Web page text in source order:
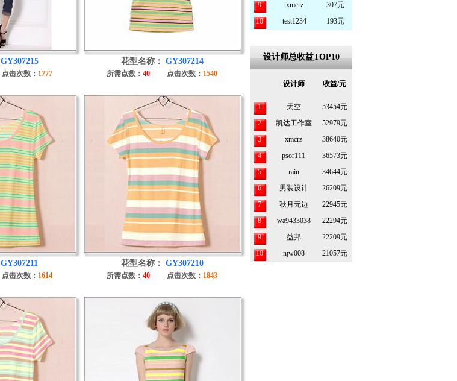
GY307215
点击次数： 1777
花型名称： GY307214
所需点数： 40 点击次数： 1540
GY307211
点击次数： 1614
花型名称： GY307210
所需点数： 40 点击次数： 1843
9
xmcrz
307元
10
test1234 193元
设计师总收益TOP10
设计师 收益/元
1 天空
53454元
2
凯达工作室
52979元
3
xmcrz
38640元
4
psor111
36573元
5
rain
34644元
6
男装设计
26209元
7
秋月无边
22945元
8
wa9433038
22294元
9
益邦
22209元
10
njw008 21057元